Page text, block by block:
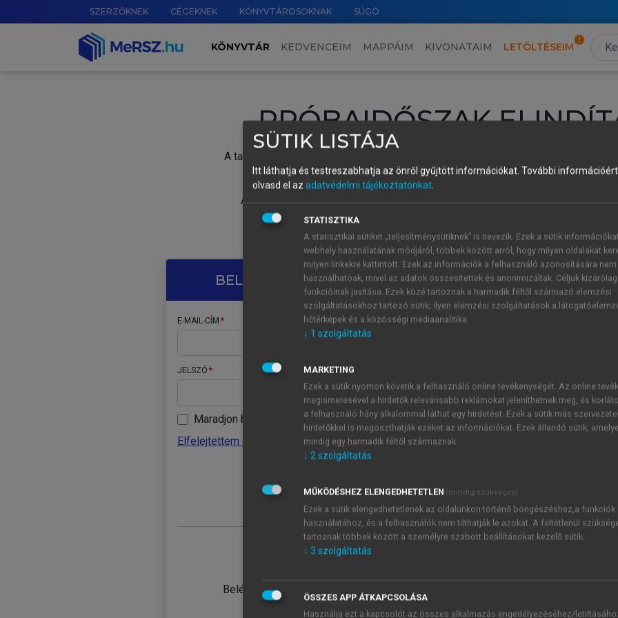
SZERZŐKNEK CÉGEKNEK KÖNYVTÁROSOKNAK SÚGÓ
KÖNYVTÁR KEDVENCEIM MAPPÁIM KIVONATAIM LETÖLTÉSEIM
PRÓBAIDŐSZAK
A tartalom megtekintéséhez lépj be a saját fiókoddal, iskolai azonosítóddal vagy
Új felhasználóként1 óra díjmentes hozzáférésrevagy
A próbaidőszak elindításához,
vagy hozz
A regisztráció után a
BELÉPÉS SAJÁT FIÓKKAL
E-MAIL-CÍM
JELSZÓ
Maradjon belépve
Elfelejtettem a jelszavamat
Belépés intézményi azonosítóval
ÚJ FIÓK
1 óra
JELSZÓ
Kérek értesítést a MeRSZ
Kérek értesítést az
SÜTIK LISTÁJA
Itt láthatja és testreszabhatja az önről gyűjtött információkat. További
olvasd el az adatvédelmi tájékoztatónkat.
STATISZTIKA
A statisztikai sütiket „teljesítménysütiknek” is nevezik. Ezek a sütik
webhely használatának módjáról, többek között arról, hogy milyen oldalakat
milyen linkekre kattintott. Ezek az információk a felhasználó azonosítására nem
használhatóak, mivel az adatok összesítettek és anonimizáltak. Céljuk
funkcióinak javítása. Ezek közé tartoznak a harmadik féltől származó elemzési
szolgáltatásokhoz tartozó sütik; ilyen elemzési szolgáltatások a
hőtérképek és a közösségi médiaanalitika.
↓ 1 szolgáltatás
MARKETING
Ezek a sütik nyomon követik a felhasználó online tevékenységét. Az online
megismerésével a hirdetők relevánsabb reklámokat jeleníthetnek meg, és
a felhasználó hány alkalommal láthat egy hirdetést. Ezek a sütik más
hirdetőkkel is megoszthatják ezeket az információkat. Ezek állandó sütik,
mindig egy harmadik féltől származnak.
↓ 2szolgáltatás
MŰKÖDÉSHEZ ELENGEDHETETLEN (mindig szükséges)
Ezek a sütik elengedhetetlenek az oldalunkon történő böngészéshez,a funkciók
használatához, és a felhasználók nem tilthatják le azokat. A feltétlenül
tartoznak többek között a személyre szabott beállításokat kezelő sütik.
↓ 3 szolgáltatás
ÖSSZES APP ÁTKAPCSOLÁSA
Használja ezt a kapcsolót az összes alkalmazás engedélyezéséhez/